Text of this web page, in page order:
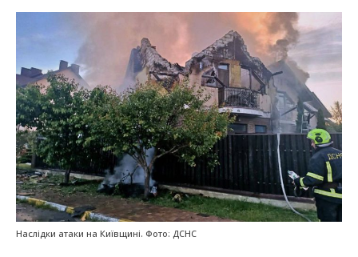
Наслідки атаки на Київщині. Фото: ДСНС